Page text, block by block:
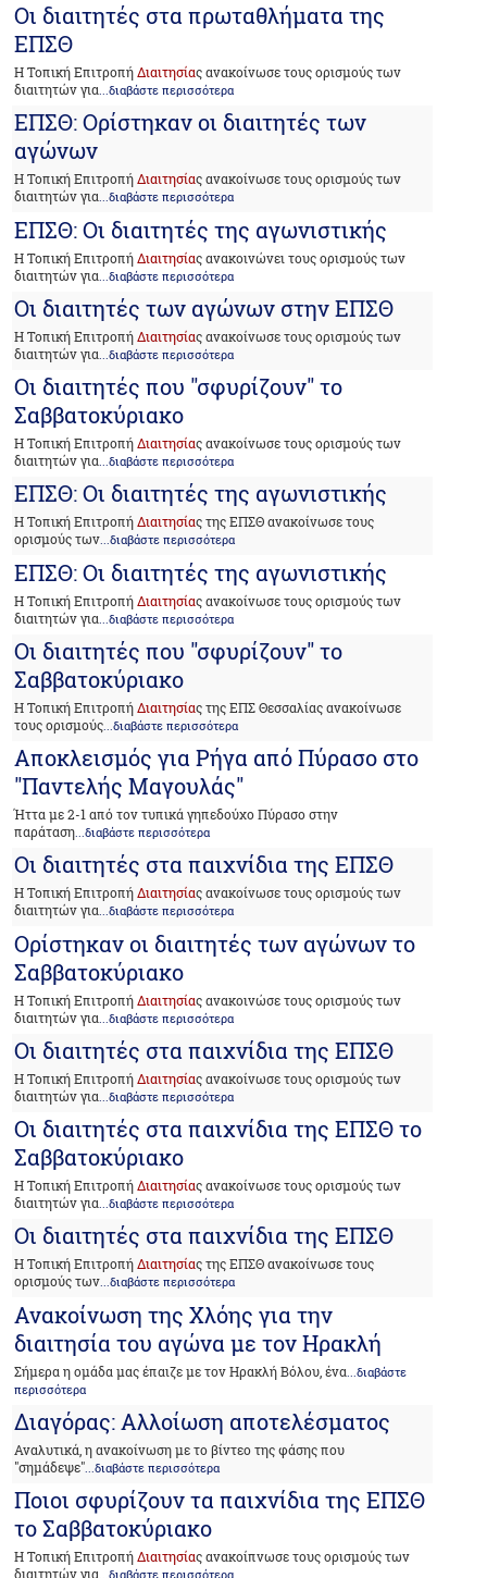
Οι διαιτητές στα πρωταθλήματα της
ΕΠΣΘ
Η Τοπική ΕπιτροπήΔιαιτησίας ανακοίνωσε τους ορισμούς των
διαιτητών για...διαβάστε περισσότερα
ΕΠΣΘ: Ορίστηκαν οι διαιτητές των
αγώνων
Η Τοπική ΕπιτροπήΔιαιτησίας ανακοίνωσε τους ορισμούς των
διαιτητών για...διαβάστε περισσότερα
ΕΠΣΘ: Οι διαιτητές της αγωνιστικής
Η Τοπική ΕπιτροπήΔιαιτησίας ανακοινώνει τους ορισμούς των
διαιτητών για ...διαβάστε περισσότερα
Οι διαιτητές των αγώνων στην ΕΠΣΘ
Η Τοπική ΕπιτροπήΔιαιτησίας ανακοίνωσε τους ορισμούς των
διαιτητών για...διαβάστε περισσότερα
Οι διαιτητές που "σφυρίζουν" το
Σαββατοκύριακο
Η Τοπική ΕπιτροπήΔιαιτησίας ανακοίνωσε τους ορισμούς των
διαιτητών για...διαβάστε περισσότερα
ΕΠΣΘ: Οι διαιτητές της αγωνιστικής
Η Τοπική ΕπιτροπήΔιαιτησίας της ΕΠΣΘ ανακοίνωσε τους
ορισμούς των...διαβάστε περισσότερα
ΕΠΣΘ: Οι διαιτητές της αγωνιστικής
Η Τοπική ΕπιτροπήΔιαιτησίας ανακοίνωσε τους ορισμούς των
διαιτητών για ...διαβάστε περισσότερα
Οι διαιτητές που "σφυρίζουν" το
Σαββατοκύριακο
Η Τοπική ΕπιτροπήΔιαιτησίας της ΕΠΣ Θεσσαλίας ανακοίνωσε
τους ορισμούς...διαβάστε περισσότερα
Αποκλεισμός για Ρήγα από Πύρασο στο
"Παντελής Μαγουλάς"
Ήττα με 2-1 από τον τυπικά γηπεδούχο Πύρασο στην
παράταση...διαβάστε περισσότερα
Οι διαιτητές στα παιχνίδια της ΕΠΣΘ
Η Τοπική ΕπιτροπήΔιαιτησίας ανακοίνωσε τους ορισμούς των
διαιτητών για...διαβάστε περισσότερα
Ορίστηκαν οι διαιτητές των αγώνων το
Σαββατοκύριακο
Η Τοπική ΕπιτροπήΔιαιτησίας ανακοινώσε τους ορισμούς των
διαιτητών για ...διαβάστε περισσότερα
Οι διαιτητές στα παιχνίδια της ΕΠΣΘ
Η Τοπική ΕπιτροπήΔιαιτησίας ανακοίνωσε τους ορισμούς των
διαιτητών για...διαβάστε περισσότερα
Οι διαιτητές στα παιχνίδια της ΕΠΣΘ το
Σαββατοκύριακο
Η Τοπική ΕπιτροπήΔιαιτησίας ανακοίνωσε τους ορισμούς των
διαιτητών για...διαβάστε περισσότερα
Οι διαιτητές στα παιχνίδια της ΕΠΣΘ
Η Τοπική ΕπιτροπήΔιαιτησίας της ΕΠΣΘ ανακοίνωσε τους
ορισμούς των...διαβάστε περισσότερα
Ανακοίνωση της Χλόης για την
διαιτησία του αγώνα με τον Ηρακλή
Σήμερα η ομάδα μας έπαιζε με τον Ηρακλή Βόλου, ένα ...διαβάστε
περισσότερα
Διαγόρας: Αλλοίωση αποτελέσματος
Αναλυτικά, η ανακοίνωση με το βίντεο της φάσης που
"σημάδεψε"...διαβάστε περισσότερα
Ποιοι σφυρίζουν τα παιχνίδια της ΕΠΣΘ
το Σαββατοκύριακο
Η Τοπική ΕπιτροπήΔιαιτησίας ανακοίπνωσε τους ορισμούς των
διαιτητών για...διαβάστε περισσότερα